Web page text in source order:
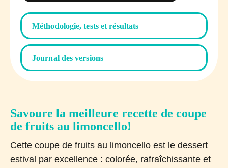
Méthodologie, tests et résultats
Journal des versions
Savoure la meilleure recette de coupe
de fruits au limoncello!
Cette coupe de fruits au limoncello est le dessert
estival par excellence : colorée, rafraîchissante et